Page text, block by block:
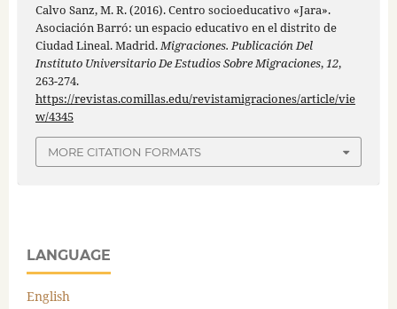
Calvo Sanz, M. R. (2016). Centro socioeducativo «Jara».
Asociación Barró: un espacio educativo en el distrito de
Ciudad Lineal. Madrid.Migraciones. Publicación Del
Instituto Universitario De Estudios Sobre Migraciones,12,
263-274.
https://revistas.comillas.edu/revistamigraciones/article/vie
w/4345
MORE CITATION FORMATS
LANGUAGE
English